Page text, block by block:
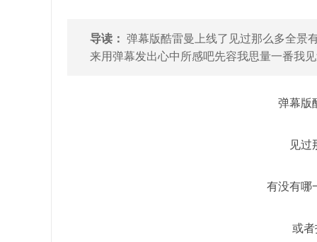
导读： 弹幕版酷雷曼上线了见过那么多全景
来用弹幕发出心中所感吧先容我思量一番我
弹幕版
见过
有没有哪
或者